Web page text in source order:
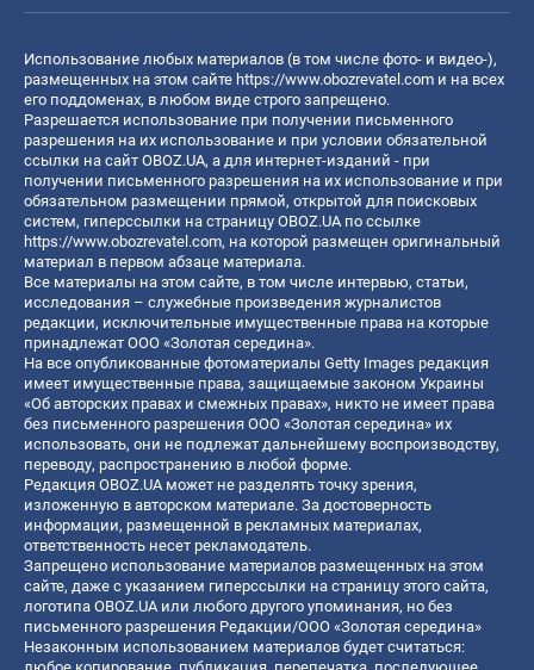
Использование любых материалов (в том числе фото- и видео-),
размещенных на этом сайте https://www.obozrevatel.com и на всех
его поддоменах, в любом виде строго запрещено.
Разрешается использование при получении письменного
разрешения на их использование и при условии обязательной
ссылки на сайт OBOZ.UA, а для интернет-изданий - при
получении письменного разрешения на их использование и при
обязательном размещении прямой, открытой для поисковых
систем, гиперссылки на страницу OBOZ.UA по ссылке
https://www.obozrevatel.com, на которой размещен оригинальный
материал в первом абзаце материала.
Все материалы на этом сайте, в том числе интервью, статьи,
исследования – служебные произведения журналистов
редакции, исключительные имущественные права на которые
принадлежат ООО «Золотая середина».
На все опубликованные фотоматериалы Getty Images редакция
имеет имущественные права, защищаемые законом Украины
«Об авторских правах и смежных правах», никто не имеет права
без письменного разрешения ООО «Золотая середина» их
использовать, они не подлежат дальнейшему воспроизводству,
переводу, распространению в любой форме.
Редакция OBOZ.UA может не разделять точку зрения,
изложенную в авторском материале. За достоверность
информации, размещенной в рекламных материалах,
ответственность несет рекламодатель.
Запрещено использование материалов размещенных на этом
сайте, даже с указанием гиперссылки на страницу этого сайта,
логотипа OBOZ.UA или любого другого упоминания, но без
письменного разрешения Редакции/ООО «Золотая середина»
Незаконным использованием материалов будет считаться: